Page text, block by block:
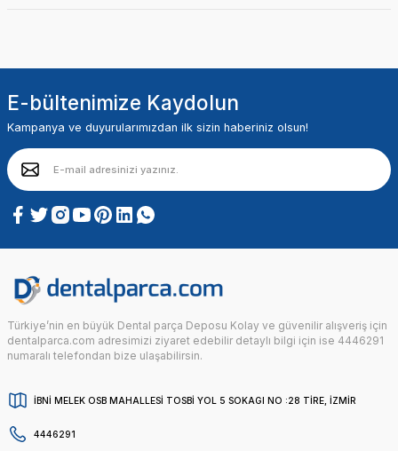
E-bültenimize Kaydolun
Kampanya ve duyurularımızdan ilk sizin haberiniz olsun!
Türkiye’nin en büyük Dental parça Deposu Kolay ve güvenilir alışveriş için
dentalparca.com adresimizi ziyaret edebilir detaylı bilgi için ise 4446291
numaralı telefondan bize ulaşabilirsin.
İBNİ MELEK OSB MAHALLESİ TOSBİ YOL 5 SOKAGI NO :28 TİRE, İZMİR
4446291